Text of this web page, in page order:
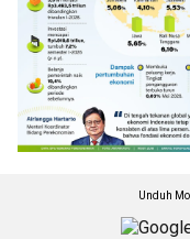
Unduh